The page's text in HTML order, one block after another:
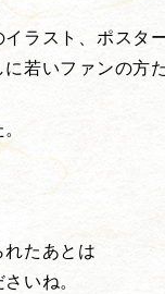
ラスト、ポスタ
若いファンの方
たあとは
いね。